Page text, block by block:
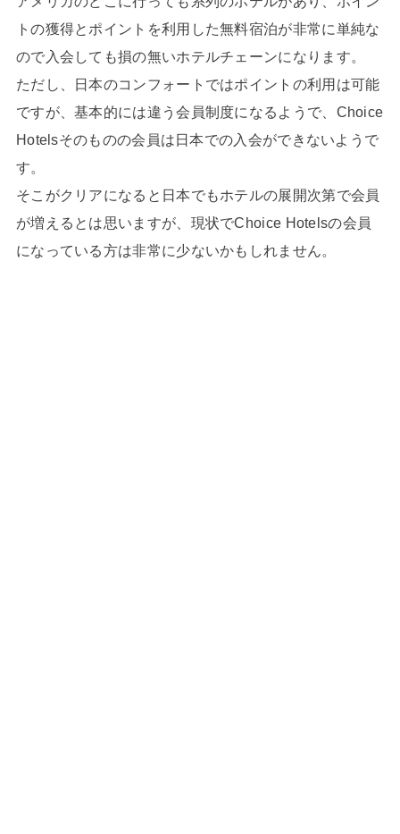
トの獲得とポイントを利用した無料宿泊が非常に単純な
ので入会しても損の無いホテルチェーンになります。
ただし、日本のコンフォートではポイントの利用は可能
ですが、基本的には違う会員制度になるようで、Choice
Hotelsそのものの会員は日本での入会ができないようで
す。
そこがクリアになると日本でもホテルの展開次第で会員
が増えるとは思いますが、現状でChoice Hotelsの会員
になっている方は非常に少ないかもしれません。